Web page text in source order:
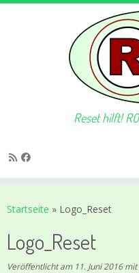
Inhalt
Reset hilft!
Startseite » Logo_Reset
Logo_Reset
Veröffentlicht am 11. Juni 2016mit